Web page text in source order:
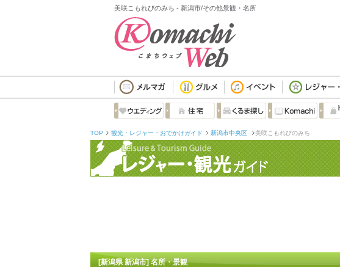
美咲こもれびのみち - 新潟市/その他景観・名所
TOP 観光・レジャー・おでかけガイド 新潟市中央区 美咲こもれびのみち
[新潟県 新潟市] 名所・景観